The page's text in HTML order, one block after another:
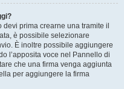
prima crearne una tramite il
è possibile selezionare
È inoltre possibile aggiungere
l’apposita voce nel Pannello di
che una firma venga aggiunta
per aggiungere la firma